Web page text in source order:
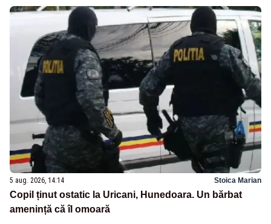
5 aug. 2026, 14:14 Stoica Marian
Copil ținut ostatic la Uricani, Hunedoara. Un bărbat
amenință că îl omoară